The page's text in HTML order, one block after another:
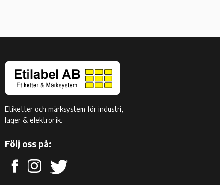
Etiketter och märksystem för industri,
lager & elektronik.
Följ oss på: